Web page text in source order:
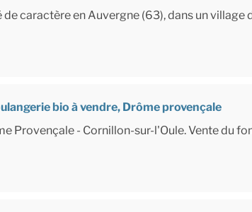
caractère en Auvergne (63), dans un village
bio à vendre, Drôme provençale
Provençale - Cornillon-sur-l'Oule. Vente du